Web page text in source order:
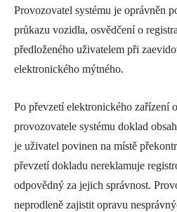
Provozovatel systému je oprávněn
průkazu vozidla, osvědčení o
předloženého uživatelem při
elektronického mýtného.
Po převzetí elektronického zařízení
provozovatele systému doklad
je uživatel povinen na místě
převzetí dokladu nereklamuje
odpovědný za jejich správnost.
neprodleně zajistit opravu